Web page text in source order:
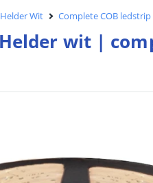
Wit Complete COB
wit |